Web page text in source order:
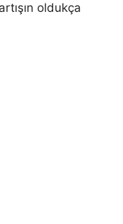
oldukça